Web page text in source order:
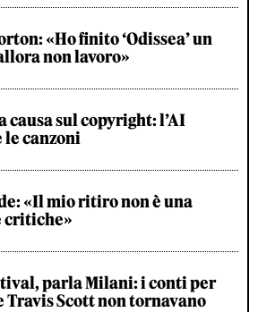
«Ho finito ‘Odissea’ un
non lavoro»
causa sul copyright: l’AI
le canzoni
«Il mio ritiro non è una
critiche»
parla Milani: i conti per
Travis Scott non tornavano